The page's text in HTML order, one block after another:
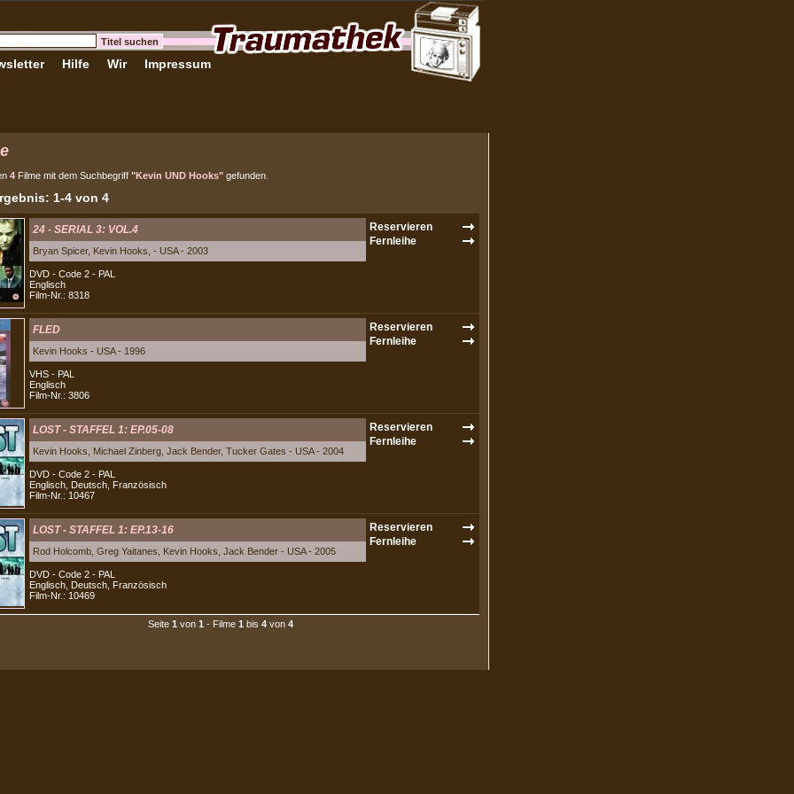
Hilfe Wir Impressum
4 Filme mit dem Suchbegriff "Kevin UND Hooks" gefunden.
1-4 von 4
24 - SERIAL 3: VOL.4
Bryan Spicer, Kevin Hooks, - USA - 2003
DVD - Code 2 - PAL
Englisch
Film-Nr.: 8318
FLED
Kevin Hooks - USA - 1996
VHS - PAL
Englisch
Film-Nr.: 3806
LOST - STAFFEL 1: EP.05-08
Kevin Hooks, Michael Zinberg, Jack Bender, Tucker Gates - USA - 2004
DVD - Code 2 - PAL
Englisch, Deutsch, Französisch
Film-Nr.: 10467
LOST - STAFFEL 1: EP.13-16
Rod Holcomb, Greg Yaitanes, Kevin Hooks, Jack Bender - USA - 2005
DVD - Code 2 - PAL
Englisch, Deutsch, Französisch
Film-Nr.: 10469
Seite 1 von 1 - Filme 1 bis 4von 4